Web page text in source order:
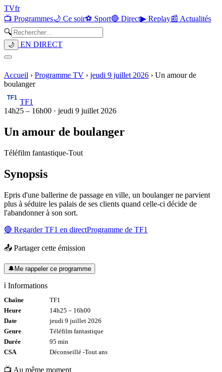
TVfr
📺 Programmes🌙 Ce soir⚽ Sport🔴 Direct▶ Replay📰 Actualités
🔍
🌙 EN DIRECT
Accueil › Programme TV › jeudi 9 juillet 2026 › Un amour de
boulanger
TF1
14h25 – 16h00 · jeudi 9 juillet 2026
Un amour de boulanger
Téléfilm fantastique-Tout
Synopsis
Epris d'une ballerine de passage en ville, un boulanger ne parvient
plus à séduire les palais de ses clients quand celle-ci décide de
l'abandonner à son sort.
🔴 RegarderTF1 en directProgramme de TF1
📤 Partager cette émission
🔔Me rappeler ce programme
ℹ️ Informations
Chaîne
TF1
Heure
14h25 – 16h00
Date
jeudi 9 juillet 2026
Genre
Téléfilm fantastique
Durée
95 min
CSA
Déconseillé -Tout ans
📺 Au même moment